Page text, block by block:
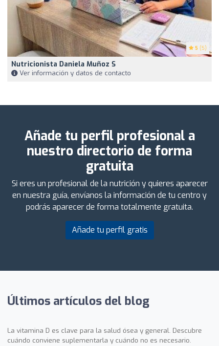
5 (5)
Nutricionista Daniela Muñoz S
Ver información y datos de contacto
Añade tu perfil profesional a
nuestro directorio de forma
gratuita
Si eres un profesional de la nutrición y quieres aparecer
en nuestra guía, envíanos la información de tu centro y
podrás aparecer de forma totalmente gratuita.
Añade tu perfil gratis
Últimos artículos del blog
La vitamina D es clave para la salud ósea y general. Descubre
cuándo conviene suplementarla y cuándo no es necesario.